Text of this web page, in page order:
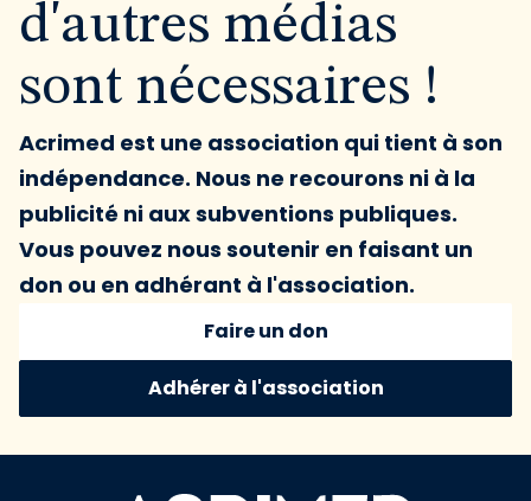
d'autres médias
sont nécessaires !
Acrimed est une association qui tient à son
indépendance. Nous ne recourons ni à la
publicité ni aux subventions publiques.
Vous pouvez nous soutenir en faisant un
don ou en adhérant à l'association.
Faire un don
Adhérer à l'association